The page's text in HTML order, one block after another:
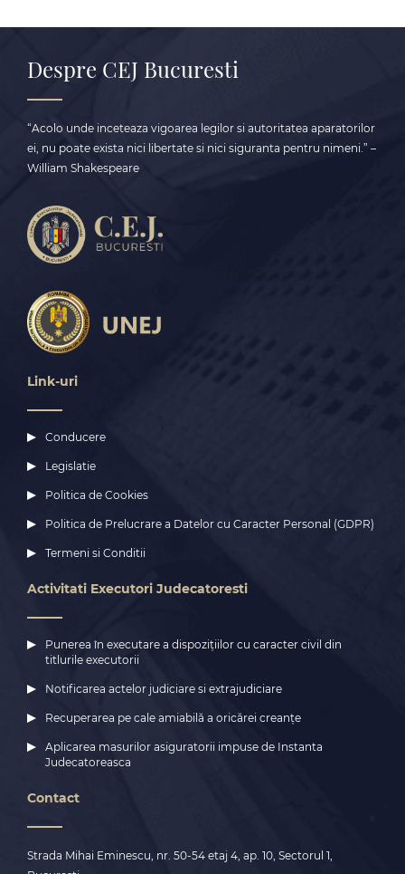
Despre CEJ Bucuresti
“Acolo unde inceteaza vigoarea legilor si autoritatea aparatorilor
ei, nu poate exista nici libertate si nici siguranta pentru nimeni.” –
William Shakespeare
Link-uri
Conducere
Legislatie
Politica de Cookies
Politica de Prelucrare a Datelor cu Caracter Personal (GDPR)
Termeni si Conditii
Activitati Executori Judecatoresti
Punerea în executare a dispozițiilor cu caracter civil din
titlurile executorii
Notificarea actelor judiciare si extrajudiciare
Recuperarea pe cale amiabilă a oricărei creanțe
Aplicarea masurilor asiguratorii impuse de Instanta
Judecatoreasca
Contact
Strada Mihai Eminescu, nr. 50-54 etaj 4, ap. 10, Sectorul 1,